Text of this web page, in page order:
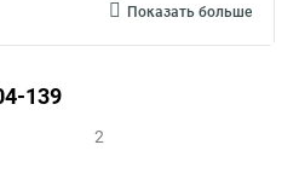
Показать больше
139
2